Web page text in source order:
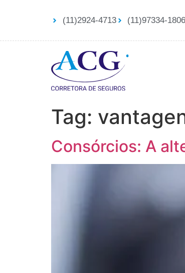
(11)2924-4713 (11)97334-1806
Tag:
Consórcios: A